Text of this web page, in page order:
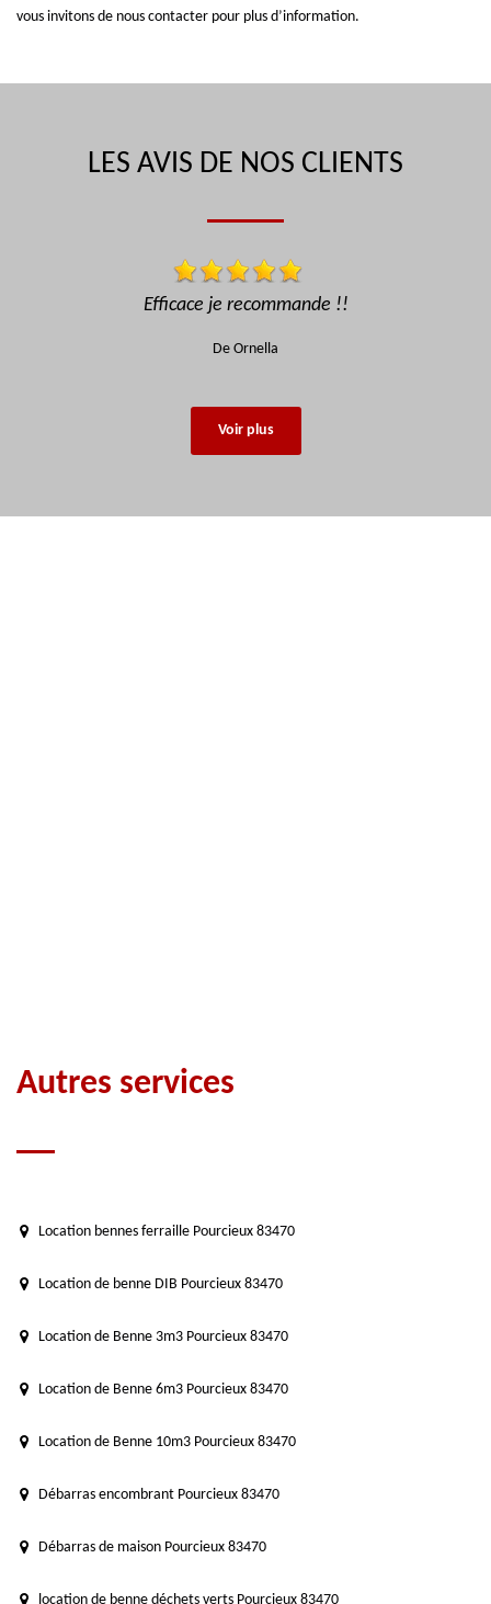
vous invitons de nous contacter pour plus d’information.
LES AVIS DE NOS CLIENTS
Super loueur, sérieux, rapide, bonne
Voir plus
Autres services
Location bennes ferraille Pourcieux 83470
Location de benne DIB Pourcieux 83470
Location de Benne 3m3 Pourcieux 83470
Location de Benne 6m3 Pourcieux 83470
Location de Benne 10m3 Pourcieux 83470
Débarras encombrant Pourcieux 83470
Débarras de maison Pourcieux 83470
location de benne déchets verts Pourcieux 83470